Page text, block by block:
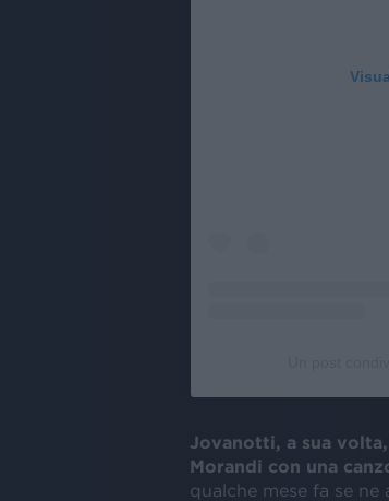
Jovanotti, a sua
Morandi con una
qualche mese fa se ne